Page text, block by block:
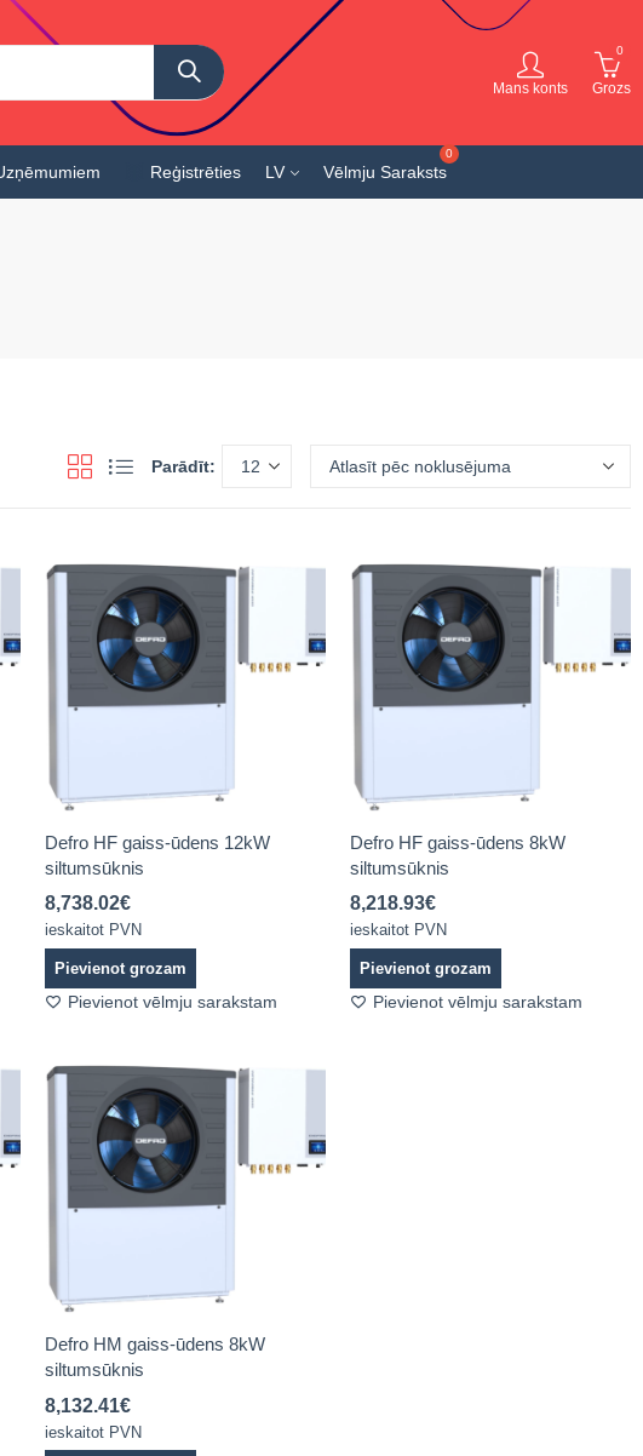
Mans konts
0
Grozs
Reģistrēties LV Vēlmju Saraksts
Parādīt:
Defro HF gaiss-ūdens 12kW
siltumsūknis
8,738.02€
ieskaitot PVN
Pievienot grozam
Pievienot vēlmju sarakstam
Defro HF gaiss-ūdens 8kW
siltumsūknis
8,218.93€
ieskaitot PVN
Pievienot grozam
Pievienot vēlmju sarakstam
Defro HM gaiss-ūdens 8kW
siltumsūknis
8,132.41€
ieskaitot PVN